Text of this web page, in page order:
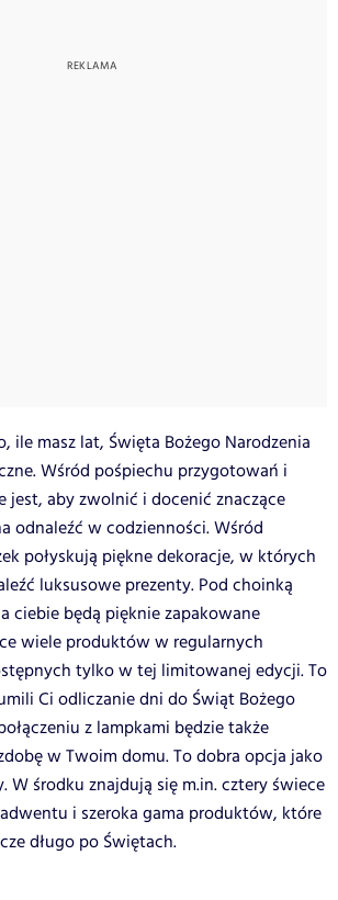
ile masz lat, Święta Bożego Narodzenia
Wśród pośpiechu przygotowań i
jest, aby zwolnić i docenić znaczące
odnaleźć w codzienności. Wśród
połyskują piękne dekoracje, w których
luksusowe prezenty. Pod choinką
ciebie będą pięknie zapakowane
wiele produktów w regularnych
tylko w tej limitowanej edycji. To
Ci odliczanie dni do Świąt Bożego
z lampkami będzie także
w Twoim domu. To dobra opcja jako
W środku znajdują się m.in. cztery świece
i szeroka gama produktów, które
długo po Świętach.